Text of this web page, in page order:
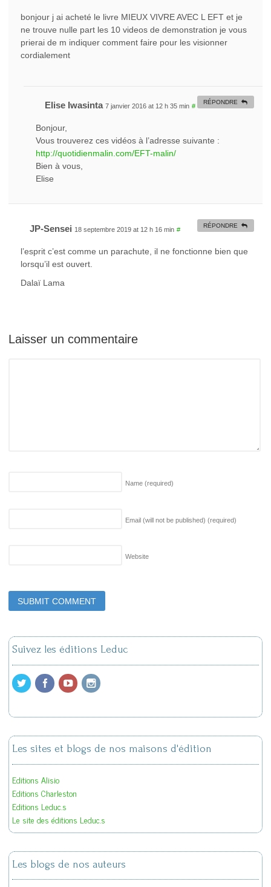
bonjour j ai acheté le livre MIEUX VIVRE AVEC L EFT et je
ne trouve nulle part les 10 videos de demonstration je vous
prierai de m indiquer comment faire pour les visionner
cordialement
Elise Iwasinta 7 janvier 2016 at 12 h 35 min #
Bonjour,
Vous trouverez ces vidéos à l’adresse suivante :
http://quotidienmalin.com/EFT-malin/
Bien à vous,
Elise
RÉPONDRE
JP-Sensei 18 septembre 2019 at 12 h 16 min #
l’esprit c’est comme un parachute, il ne fonctionne bien que
lorsqu’il est ouvert.
Dalaï Lama
RÉPONDRE
Laisser un commentaire
Name (required)
Email (will not be published) (required)
Website
Suivez les éditions Leduc
Les sites et blogs de nos maisons d'édition
Editions Alisio
Editions Charleston
Editions Leduc.s
Le site des éditions Leduc.s
Les blogs de nos auteurs